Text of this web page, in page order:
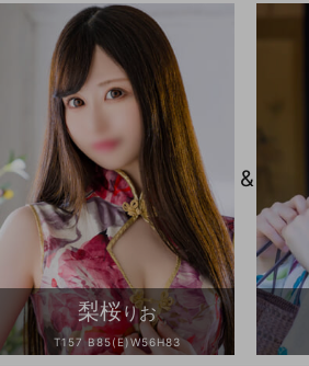
梨桜りお
T157 B85(E)W56H83
&